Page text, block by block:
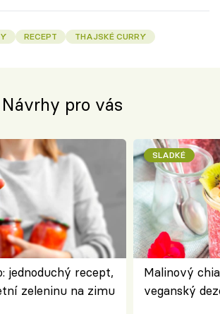
RECEPT THAJSKÉ CURRY
Návrhy pro vás
jednoduchý recept,
zeleninu na zimu
SLADKÉ
Malinový
veganský